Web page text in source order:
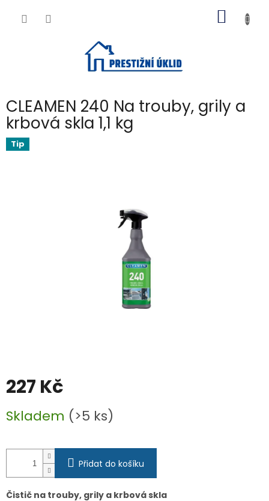
KOŠÍK
CLEAMEN 240 Na trouby, grily a
krbová skla 1,1 kg
Tip
227 Kč
cena:
Skladem (>5 ks)
Přidat do košíku
Čistič na trouby, grily a krbová skla